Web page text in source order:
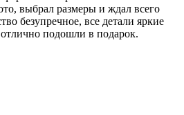
выбрал размеры и ждал всего
безупречное, все детали яркие
подошли в подарок.